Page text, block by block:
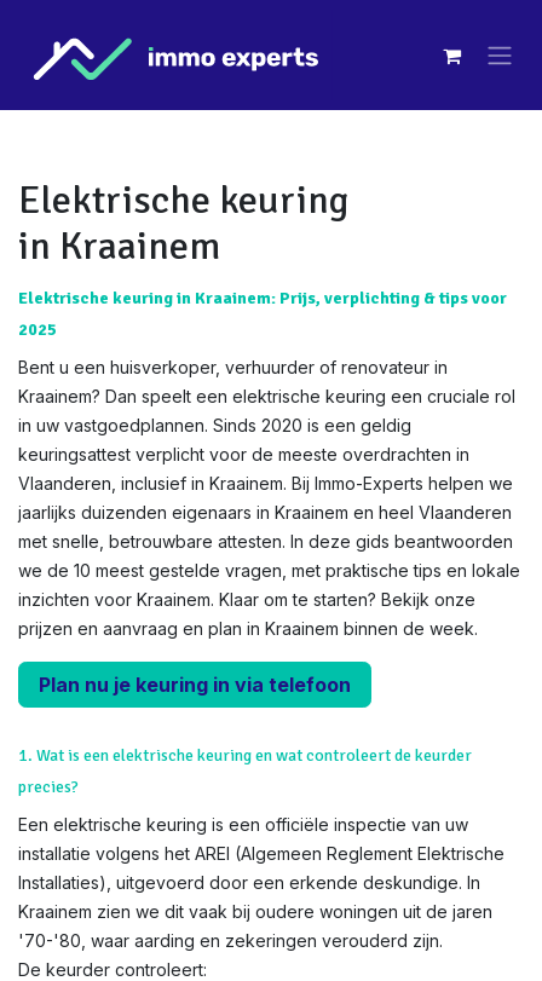
Elektrische keuring
in Kraainem
Elektrische keuring in Kraainem: Prijs, verplichting & tips voor
2025
Bent u een huisverkoper, verhuurder of renovateur in
Kraainem? Dan speelt een elektrische keuring een cruciale rol
in uw vastgoedplannen. Sinds 2020 is een geldig
keuringsattest verplicht voor de meeste overdrachten in
Vlaanderen, inclusief in Kraainem. Bij Immo-Experts helpen we
jaarlijks duizenden eigenaars in Kraainem en heel Vlaanderen
met snelle, betrouwbare attesten. In deze gids beantwoorden
we de 10 meest gestelde vragen, met praktische tips en lokale
inzichten voor Kraainem. Klaar om te starten? Bekijk onze
prijzen en aanvraag en plan in Kraainem binnen de week.
Plan nu je keuring in via telefoon
1. Wat is een elektrische keuring en wat controleert de keurder
precies?
Een elektrische keuring is een officiële inspectie van uw
installatie volgens het AREI (Algemeen Reglement Elektrische
Installaties), uitgevoerd door een erkende deskundige. In
Kraainem zien we dit vaak bij oudere woningen uit de jaren
'70-'80, waar aarding en zekeringen verouderd zijn.
De keurder controleert: